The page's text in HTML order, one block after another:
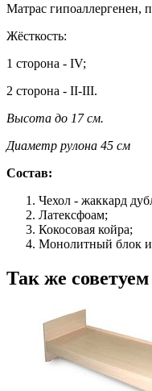
Матрас гипоаллергенен,
Жёсткость:
1 сторона - IV;
2 сторона - II-III.
Высота до 17 см.
Диаметр рулона 45 см
Состав:
Чехол - жаккард
Латексфоам;
Кокосовая койра;
Монолитный блок
Так же